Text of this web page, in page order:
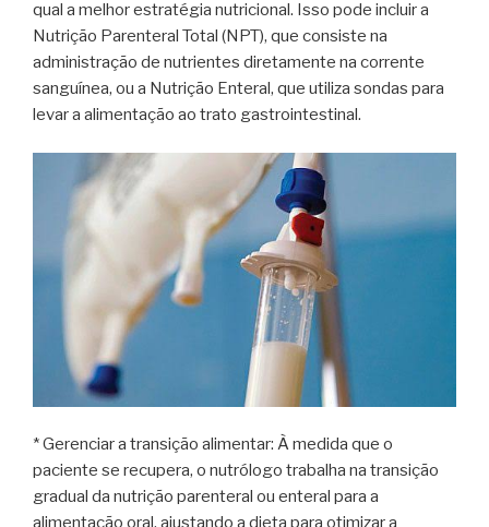
qual a melhor estratégia nutricional. Isso pode incluir a
Nutrição Parenteral Total (NPT), que consiste na
administração de nutrientes diretamente na corrente
sanguínea, ou a Nutrição Enteral, que utiliza sondas para
levar a alimentação ao trato gastrointestinal.
* Gerenciar a transição alimentar: À medida que o
paciente se recupera, o nutrólogo trabalha na transição
gradual da nutrição parenteral ou enteral para a
alimentação oral, ajustando a dieta para otimizar a